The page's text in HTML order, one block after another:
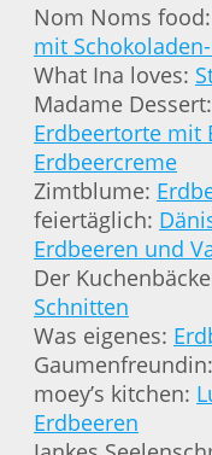
Nom Noms food:
mit
What Ina loves:
Madame Dessert:
Erdbeertorte mit
Erdbeercreme
Zimtblume:
feiertäglich:
Erdbeeren und
Der
Schnitten
Was eigenes:
Gaumenfreundin:
moey’s kitchen:
Erdbeeren